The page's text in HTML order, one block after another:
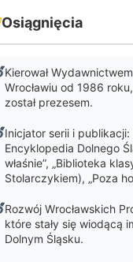
Osiągnięcia
Kierował
Wrocławiu od 1986
został prezesem.
Inicjator serii i publikacji:
Encyklopedia Dolnego
właśnie”, „Biblioteka
Stolarczykiem), „Poza
Rozwój Wrocławskich
które stały się wiodącą
Dolnym Śląsku.